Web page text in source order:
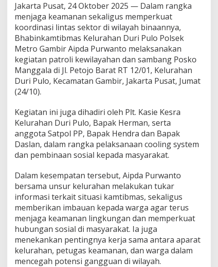
Jakarta Pusat, 24 Oktober 2025 — Dalam rangka
menjaga keamanan sekaligus memperkuat
koordinasi lintas sektor di wilayah binaannya,
Bhabinkamtibmas Kelurahan Duri Pulo Polsek
Metro Gambir Aipda Purwanto melaksanakan
kegiatan patroli kewilayahan dan sambang Posko
Manggala di Jl. Petojo Barat RT 12/01, Kelurahan
Duri Pulo, Kecamatan Gambir, Jakarta Pusat, Jumat
(24/10).
Kegiatan ini juga dihadiri oleh Plt. Kasie Kesra
Kelurahan Duri Pulo, Bapak Herman, serta
anggota Satpol PP, Bapak Hendra dan Bapak
Daslan, dalam rangka pelaksanaan cooling system
dan pembinaan sosial kepada masyarakat.
Dalam kesempatan tersebut, Aipda Purwanto
bersama unsur kelurahan melakukan tukar
informasi terkait situasi kamtibmas, sekaligus
memberikan imbauan kepada warga agar terus
menjaga keamanan lingkungan dan memperkuat
hubungan sosial di masyarakat. Ia juga
menekankan pentingnya kerja sama antara aparat
kelurahan, petugas keamanan, dan warga dalam
mencegah potensi gangguan di wilayah.